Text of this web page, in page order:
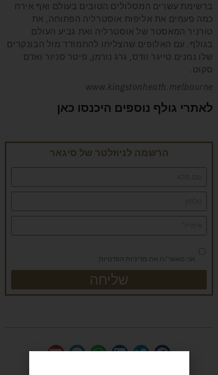
ברשימת עשרים המסלולים הטובים בעולם ואף אירח
כמה פעמים את אליפות אוסטרליה הפתוחה, את
טורניר המאסטר של אוסטרליה ואת גביע העולם
בגולף. עם האלופים שהצליחו להתמודד מול הבונקרים
שלו נמנים טייגר וודס, גרג נורמן, פיטר סניור ואדם
סקוט.
www.kingstonheath.melbourne
לאתרי גולף נוספים היכנסו כאן
הרשמה לניוזלטר של סיגאר
אני מאשר/ת את מדיניות הפרטיות
שליחה